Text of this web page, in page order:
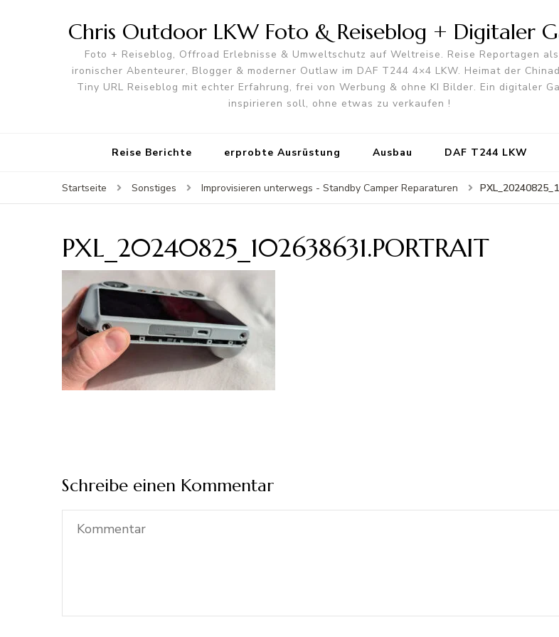
Chris Outdoor LKW Foto & Reiseblog + Digitaler
Foto + Reiseblog, Offroad Erlebnisse & Umweltschutz auf Weltreise. Reise Reportagen
ironischer Abenteurer, Blogger & moderner Outlaw im DAF T244 4×4 LKW. Heimat der
Tiny URL Reiseblog mit echter Erfahrung, frei von Werbung & ohne KI Bilder. Ein digitaler
inspirieren soll, ohne etwas zu verkaufen !
Reise Berichte erprobte Ausrüstung Ausbau DAF T244 LKW
Startseite Sonstiges Improvisieren unterwegs - Standby Camper Reparaturen
PXL_20240825_102638631.PORTRAIT
Schreibe einen Kommentar